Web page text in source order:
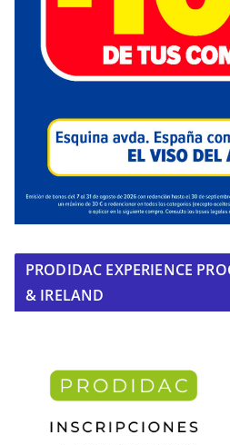
PRODIDAC EXPERIENCE
& IRELAND